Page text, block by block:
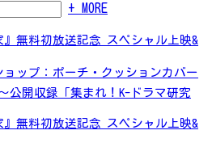
+ MORE
』無料初放送記念 スペシャル上映&
ョップ：ポーチ・クッションカバー
公開収録「集まれ！K-ドラマ研究
』無料初放送記念 スペシャル上映&